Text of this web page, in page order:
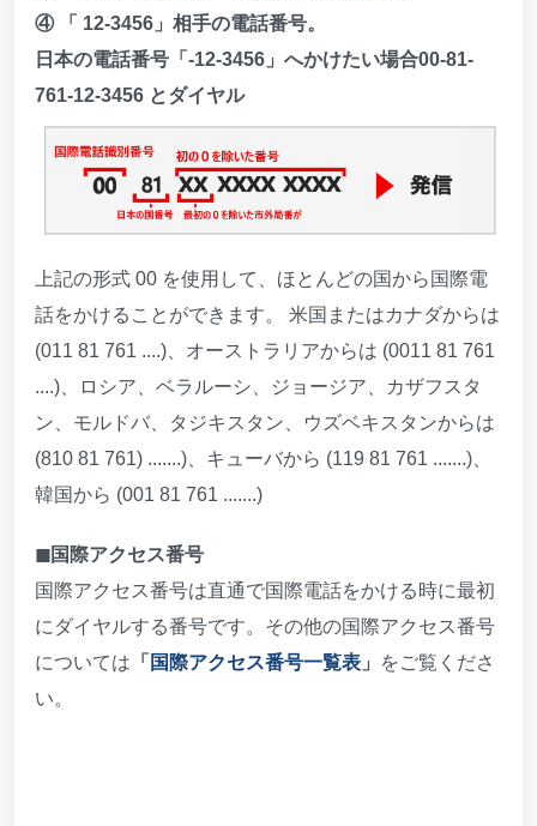
④ 「 12-3456」相手の電話番号。
日本の電話番号「-12-3456」へかけたい場合00-81-
761-12-3456 とダイヤル
上記の形式 00 を使用して、ほとんどの国から国際電
話をかけることができます。 米国またはカナダからは
(011 81 761 ....)、オーストラリアからは (0011 81 761
....)、ロシア、ベラルーシ、ジョージア、カザフスタ
ン、モルドバ、タジキスタン、ウズベキスタンからは
(810 81 761) .......)、キューバから (119 81 761 .......)、
韓国から (001 81 761 .......)
◼︎国際アクセス番号
国際アクセス番号は直通で国際電話をかける時に最初
にダイヤルする番号です。その他の国際アクセス番号
については 「 国際アクセス番号一覧表 」
をご覧くださ
い。